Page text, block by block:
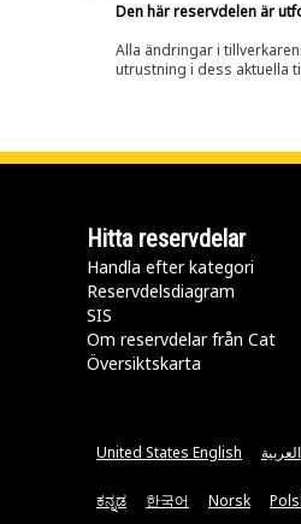
Den här reservdelen är
Alla ändringar i
utrustning i dess aktuella
Hitta reservdelar
Handla efter kategori
Reservdelsdiagram
SIS
Om reservdelar från Cat
Översiktskarta
United States English العربية
ಕನ್ನಡ 한국어 Norsk